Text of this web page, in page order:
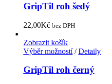
GripTil roh šedý
22,00Kč bez DPH
Zobrazit košík
Výběr možností/ Detaily
GripTil roh černý